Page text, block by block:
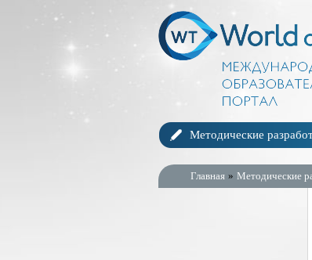
Методические
Главная » Методические